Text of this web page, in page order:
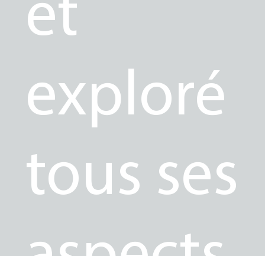
exploré
tous ses